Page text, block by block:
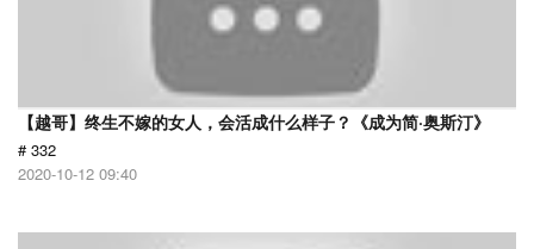
【越哥】终生不嫁的女人，会活成什么样子？《成为简·奥斯汀》
# 332
2020-10-12 09:40